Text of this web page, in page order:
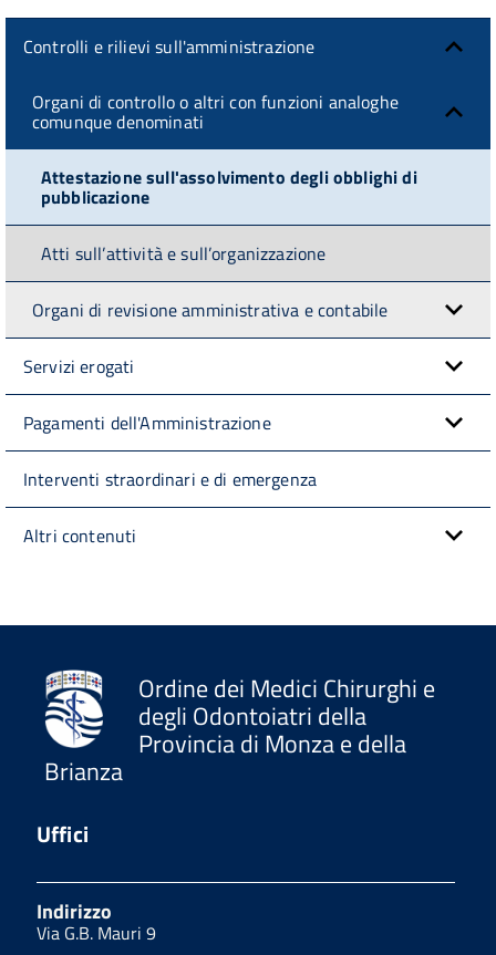
Controlli e rilievi sull'amministrazione
Organi di controllo o altri con funzioni analoghe
comunque denominati
Attestazione sull'assolvimento degli obblighi di
pubblicazione
Atti sull’attività e sull’organizzazione
Organi di revisione amministrativa e contabile
Servizi erogati
Pagamenti dell'Amministrazione
Interventi straordinari e di emergenza
Altri contenuti
Ordine dei Medici Chirurghi e
degli Odontoiatri della
Provincia di Monza e della
Brianza
Uffici
Indirizzo
Via G.B. Mauri 9